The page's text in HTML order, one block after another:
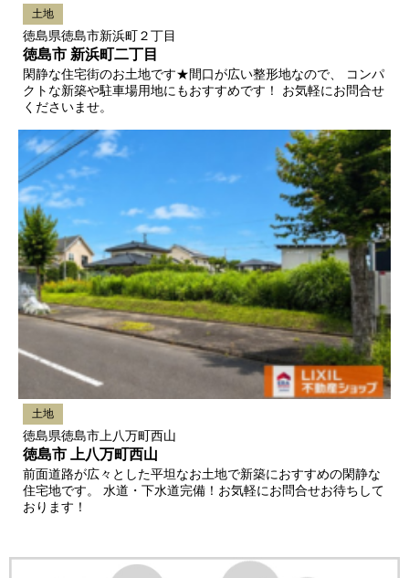
土地
徳島県徳島市新浜町２丁目
徳島市 新浜町二丁目
閑静な住宅街のお土地です★間口が広い整形地なので、 コンパ
クトな新築や駐車場用地にもおすすめです！ お気軽にお問合せ
くださいませ。
土地
徳島県徳島市上八万町西山
徳島市 上八万町西山
前面道路が広々とした平坦なお土地で新築におすすめの閑静な
住宅地です。 水道・下水道完備！お気軽にお問合せお待ちして
おります！